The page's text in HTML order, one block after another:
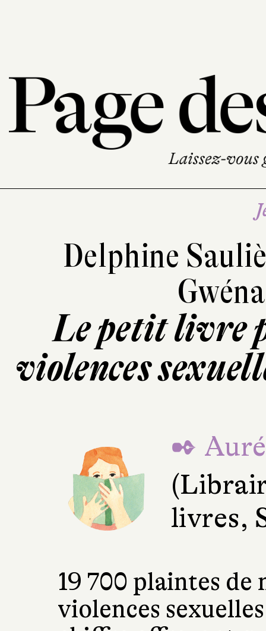
Delphine
Le petit livre
violences
✒
livres,
19 700 plaintes
violences